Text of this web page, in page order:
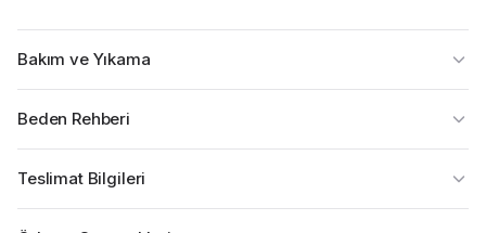
Bakım ve Yıkama
Beden Rehberi
Teslimat Bilgileri